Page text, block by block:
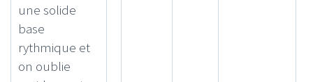
une solide
base
rythmique et
on oublie